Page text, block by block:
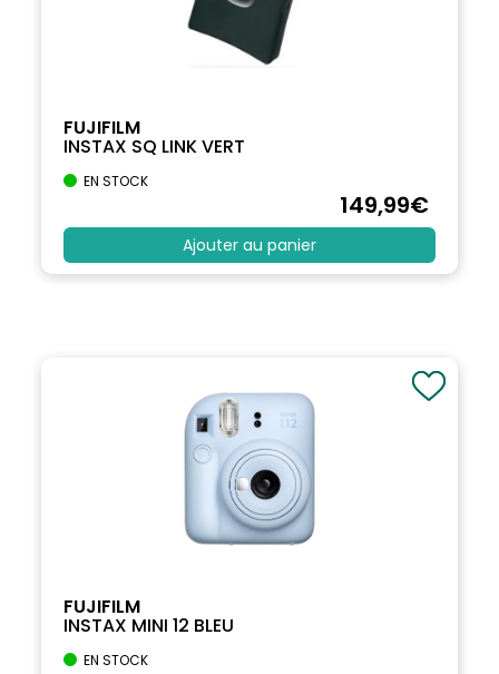
FUJIFILM
INSTAX SQ LINK VERT
EN STOCK
149,99€
Ajouter au panier
FUJIFILM
INSTAX MINI 12 BLEU
EN STOCK